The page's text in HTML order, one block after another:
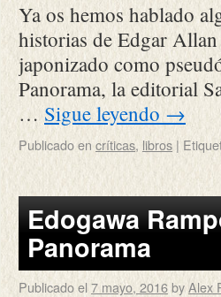
Ya os hemos hablado
historias de Edgar
japonizado como
Panorama, la editorial
… Sigue leyendo →
Publicado en críticas, libros |
Edogawa
Panorama
Publicado el7 mayo, 2016byAlex